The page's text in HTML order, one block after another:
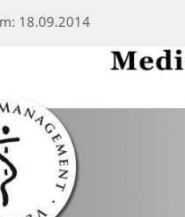
18.09.2014